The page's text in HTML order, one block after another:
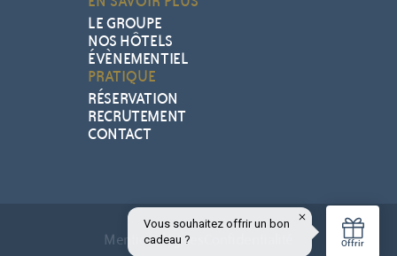
LE GROUPE
NOS HÔTELS
ÉVÈNEMENTIEL
PRATIQUE
RÉSERVATION
RECRUTEMENT
CONTACT
Mentions légales